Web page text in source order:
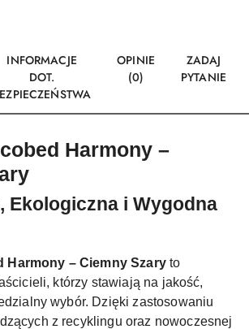
INFORMACJE
DOT.
OPINIE
(0)
ZADAJ
PYTANIE
Harmony –
Ekologiczna i Wygodna
Harmony – Ciemny Szaryto
którzy stawiają na jakość,
wybór. Dzięki zastosowaniu
z recyklingu oraz nowoczesnej